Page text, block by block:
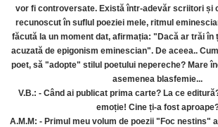
vor fi controversate. Există într-adevăr scriitori și
recunoscut în suflul poeziei mele, ritmul
făcută la un moment dat, afirmația: "Dacă ar trăi în
acuzată de epigonism eminescian". De aceea..
poet, să "adopte" stilul poetului nepereche? Mare
asemenea blasfemie...
V.B.: - Când ai publicat prima carte? La ce
emoție! Cine ți-a fost
A.M.M: - Primul meu volum de poezii "Foc nestins"